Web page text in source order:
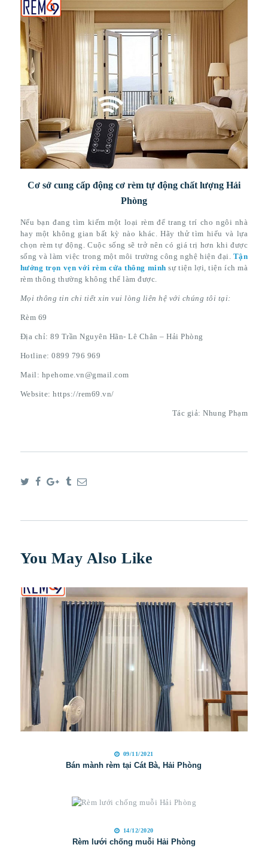
Cơ sở cung cấp động cơ rèm tự động chất lượng Hải
Phòng
Nếu bạn đang tìm kiếm một loại rèm để trang trí cho ngôi nhà
hay một không gian bất kỳ nào khác. Hãy thử tìm hiểu và lựa
chọn rèm tự động. Cuộc sống sẽ trở nên có giá trị hơn khi được
sống và làm việc trong một môi trường công nghệ hiện đại. Tận
hưởng trọn vẹn với rèm cửa thông minh sự tiện lợi, tiện ích mà
rèm thông thường không thể làm được.
Mọi thông tin chi tiết xin vui lòng liên hệ với chúng tôi tại:
Rèm 69
Địa chỉ: 89 Trần Nguyên Hãn- Lê Chân – Hải Phòng
Hotline: 0899 796 969
Mail: hpehome.vn@gmail.com
Website: https://rem69.vn/
Tác giả: Nhung Phạm
You May Also Like
09/11/2021
Bán mành rèm tại Cát Bà, Hải Phòng
14/12/2020
Rèm lưới chống muỗi Hải Phòng